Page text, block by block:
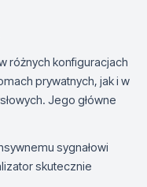
różnych konfiguracjach
prywatnych, jak i w
Jego główne
sygnałowi
skutecznie